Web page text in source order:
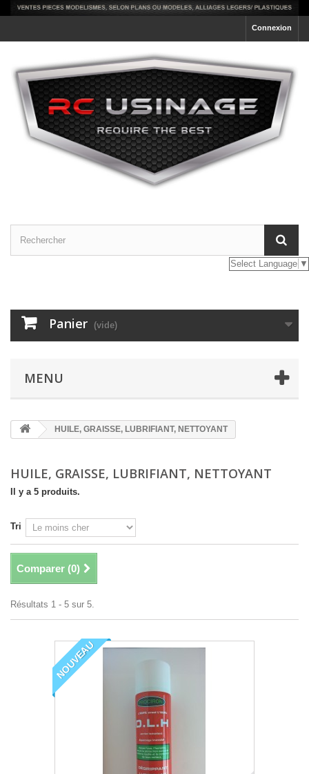
Connexion
Select Language ▼
Panier (vide)
MENU
HUILE, GRAISSE, LUBRIFIANT, NETTOYANT
HUILE, GRAISSE, LUBRIFIANT, NETTOYANT
Il y a 5 produits.
Tri
Comparer (0)
Résultats 1 - 5 sur 5.
NOUVEAU